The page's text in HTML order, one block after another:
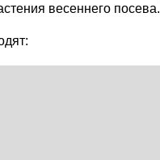
весеннего посева.